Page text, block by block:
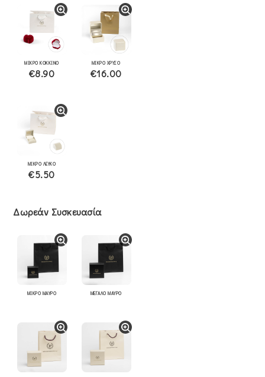
ΜΙΚΡΟ ΚΟΚΚΙΝΟ
€8.90
ΜΙΚΡΟ ΧΡΥΣΟ
€16.00
ΜΙΚΡΟ ΛΕΥΚΟ
€5.50
Δωρεάν Συσκευασία
ΜΙΚΡΟ ΜΑΥΡΟ ΜΕΓΑΛΟ ΜΑΥΡΟ